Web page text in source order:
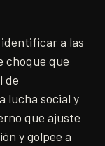
a las
choque que
de
lucha social y
que ajuste
y golpee a